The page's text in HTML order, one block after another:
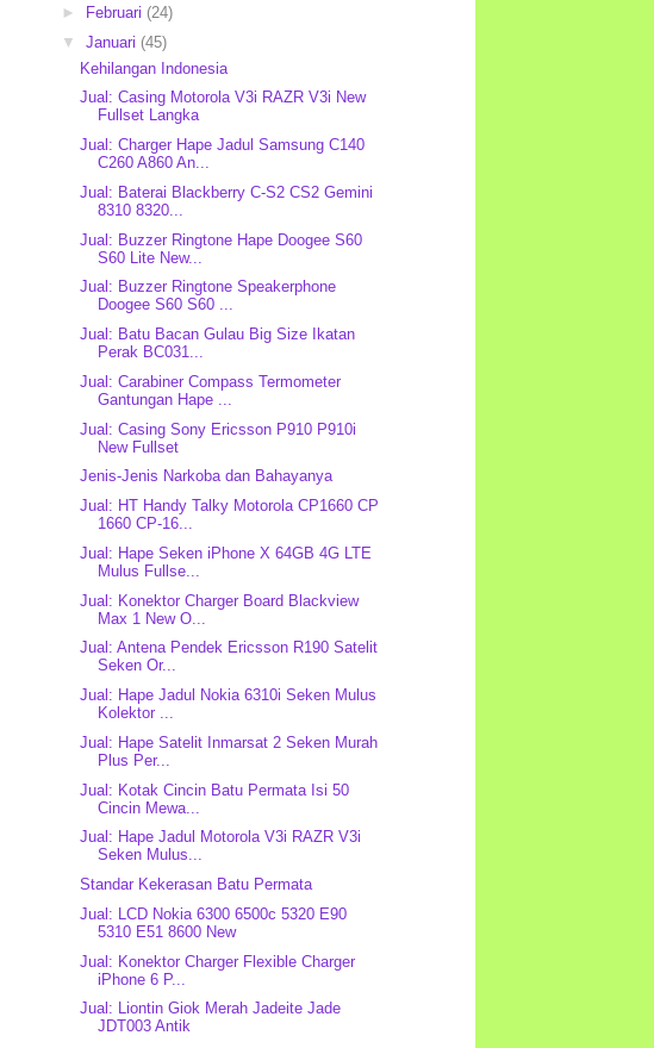
►
Februari (24)
▼ Januari (45)
Kehilangan Indonesia
Jual: Casing Motorola V3i RAZR V3i New
Fullset Langka
Jual: Charger Hape Jadul Samsung C140
C260 A860 An...
Jual: Baterai Blackberry C-S2 CS2 Gemini
8310 8320...
Jual: Buzzer Ringtone Hape Doogee S60
S60 Lite New...
Jual: Buzzer Ringtone Speakerphone
Doogee S60 S60 ...
Jual: Batu Bacan Gulau Big Size Ikatan
Perak BC031...
Jual: Carabiner Compass Termometer
Gantungan Hape ...
Jual: Casing Sony Ericsson P910 P910i
New Fullset
Jenis-Jenis Narkoba dan Bahayanya
Jual: HT Handy Talky Motorola CP1660 CP
1660 CP-16...
Jual: Hape Seken iPhone X 64GB 4G LTE
Mulus Fullse...
Jual: Konektor Charger Board Blackview
Max 1 New O...
Jual: Antena Pendek Ericsson R190 Satelit
Seken Or...
Jual: Hape Jadul Nokia 6310i Seken Mulus
Kolektor ...
Jual: Hape Satelit Inmarsat 2 Seken Murah
Plus Per...
Jual: Kotak Cincin Batu Permata Isi 50
Cincin Mewa...
Jual: Hape Jadul Motorola V3i RAZR V3i
Seken Mulus...
Standar Kekerasan Batu Permata
Jual: LCD Nokia 6300 6500c 5320 E90
5310 E51 8600 New
Jual: Konektor Charger Flexible Charger
iPhone 6 P...
Jual: Liontin Giok Merah Jadeite Jade
JDT003 Antik